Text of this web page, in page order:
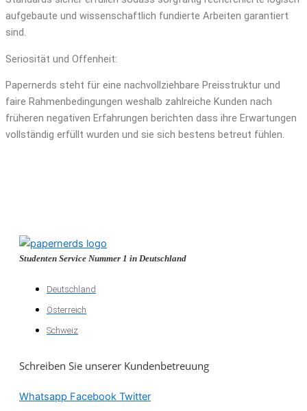
aufgebaute und wissenschaftlich fundierte Arbeiten garantiert
sind.
Seriosität und Offenheit:
Papernerds steht für eine nachvollziehbare Preisstruktur und
faire Rahmenbedingungen weshalb zahlreiche Kunden nach
früheren negativen Erfahrungen berichten dass ihre Erwartungen
vollständig erfüllt wurden und sie sich bestens betreut fühlen.
Studenten Service Nummer 1 in Deutschland
Deutschland
Österreich
Schweiz
Schreiben Sie unserer Kundenbetreuung
Whatsapp Facebook Twitter